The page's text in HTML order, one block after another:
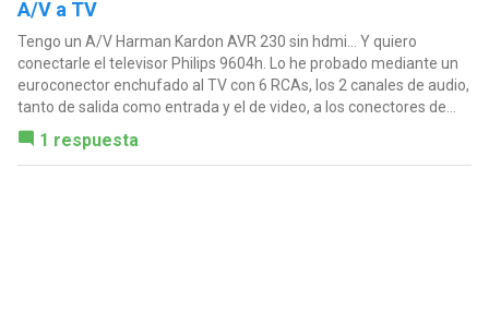
A/V a TV
Tengo un A/V Harman Kardon AVR 230 sin hdmi... Y quiero
conectarle el televisor Philips 9604h. Lo he probado mediante un
euroconector enchufado al TV con 6 RCAs, los 2 canales de audio,
tanto de salida como entrada y el de video, a los conectores de...
1 respuesta